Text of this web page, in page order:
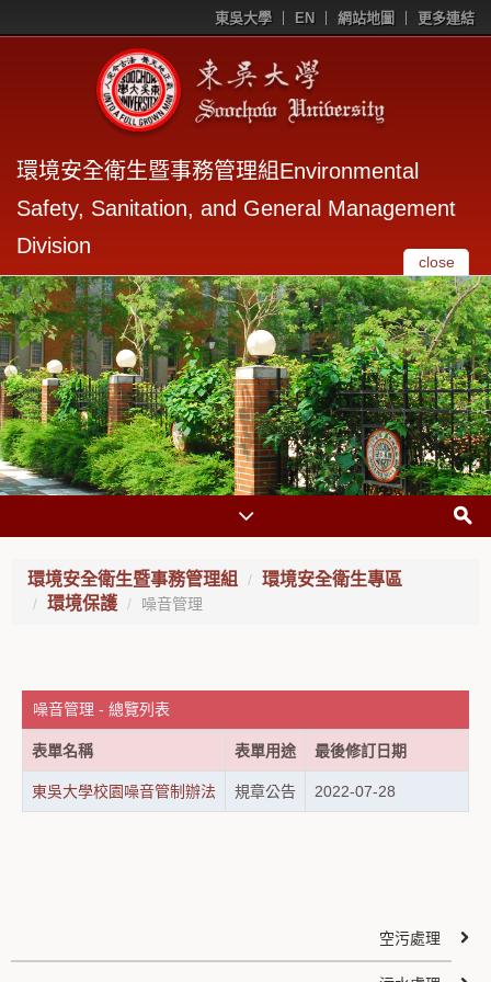
東吳大學 EN 網站地圖 更多連結
環境安全衛生暨事務管理組Environmental
Safety, Sanitation, and General Management
Division
close
環境安全衛生暨事務管理組
環境安全衛生專區
環境保護
噪音管理
噪音管理 - 總覽列表
表單名稱 表單用途 最後修訂日期
東吳大學校園噪音管制辦法 規章公告 2022-07-28
空污處理